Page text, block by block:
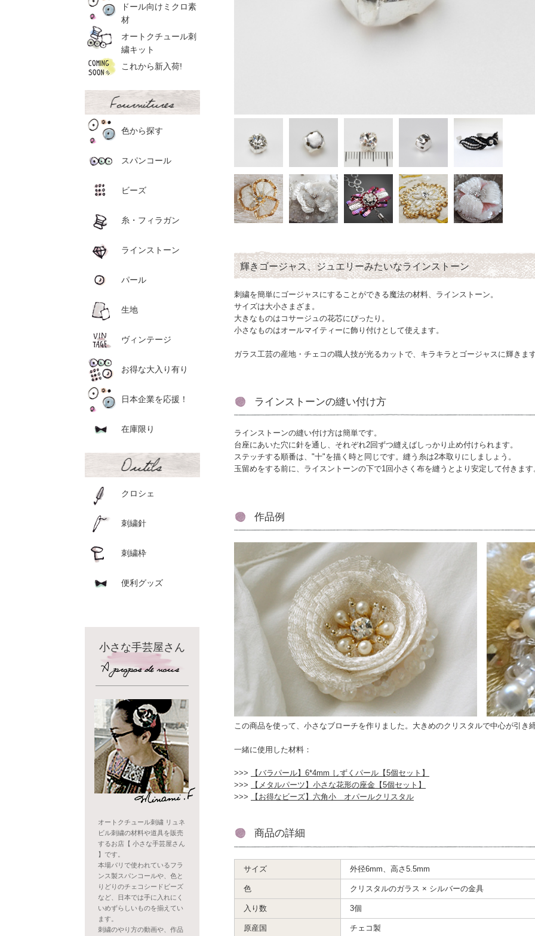
輝きゴージャス、ジュエリーみたいなラインストーン
刺繍を簡単にゴージャスにすることができる魔法の材料、ラインストーン。
サイズは大小さまざま。
大きなものはコサージュの花芯にぴったり。
小さなものはオールマイティーに飾り付けとして使えます。
ガラス工芸の産地・チェコの職人技が光るカットで、キラキラとゴージャスに輝きま
ラインストーンの縫い付け方
ラインストーンの縫い付け方は簡単です。
台座にあいた穴に針を通し、それぞれ2回ずつ縫えばしっかり止め付けられます。
ステッチする順番は、"十"を描く時と同じです。縫う糸は2本取りにしましょう。
玉留めをする前に、ライスントーンの下で1回小さく布を縫うとより安定して付きます
作品例
この商品を使って、小さなブローチを作りました。大きめのクリスタルで中心が引き
一緒に使用した材料：
【バラパール】6*4mm しずくパール【5個セット】
【メタルパーツ】小さな花形の座金【5個セット】
【お得なビーズ】六角小 オパールクリスタル
商品の詳細
サイズ 外径6mm、高さ5.5mm
色 クリスタルのガラス × シルバーの金具
入り数 3個
原産国 チェコ製
ドール向けミクロ素
材
オートクチュール刺
繍キット
これから新入荷!
色から探す
スパンコール
ビーズ
糸・フィラガン
ラインストーン
パール
生地
ヴィンテージ
お得な大入り有り
日本企業を応援！
在庫限り
クロシェ
刺繍針
刺繍枠
便利グッズ
小さな手芸屋さん
オートクチュール刺繍 リュネ
ビル刺繍の材料や道具を販売
するお店【 小さな手芸屋さん
】です。
本場パリで使われているフラ
ンス製スパンコールや、色と
りどりのチェコシードビーズ
など、日本では手に入れにく
いめずらしいものを揃えてい
ます。
刺繍のやり方の動画や、作品